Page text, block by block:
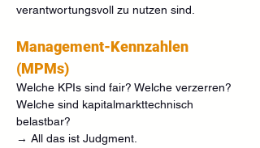
verantwortungsvoll zu nutzen sind.
Management-Kennzahlen
(MPMs)
Welche KPIs sind fair? Welche verzerren?
Welche sind kapitalmarkttechnisch
belastbar?
→ All das ist Judgment.